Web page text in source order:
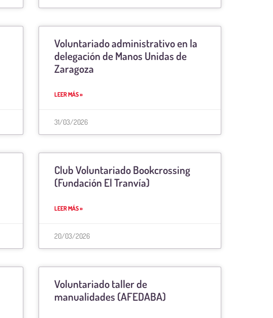
Voluntariado administrativo en la
delegación de Manos Unidas de
Zaragoza
LEER MÁS »
31/03/2026
Club Voluntariado Bookcrossing
(Fundación El Tranvía)
LEER MÁS »
20/03/2026
Voluntariado taller de
manualidades (AFEDABA)